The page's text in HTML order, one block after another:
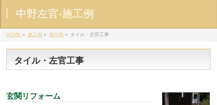
中野左官-施工例
HOME » 施工例 » 施行例 » タイル・左官工事
タイル・左官工事
玄関リフォーム